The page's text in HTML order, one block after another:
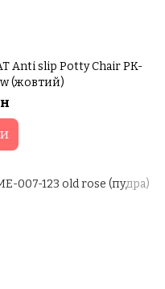
Anti slip Potty Chair PK-
(жовтий)